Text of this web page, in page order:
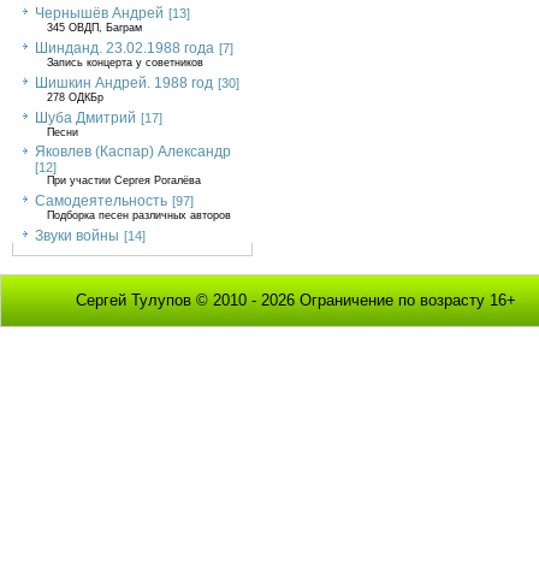
Чернышёв Андрей [13]
345 ОВДП, Баграм
Шинданд. 23.02.1988 года [7]
Запись концерта у советников
Шишкин Андрей. 1988 год [30]
278 ОДКБр
Шуба Дмитрий [17]
Песни
Яковлев (Каспар) Александр
[12]
При участии Сергея Рогалёва
Самодеятельность [97]
Подборка песен различных авторов
Звуки войны [14]
Сергей Тулупов © 2010 - 2026 Ограничение по возрасту 16+